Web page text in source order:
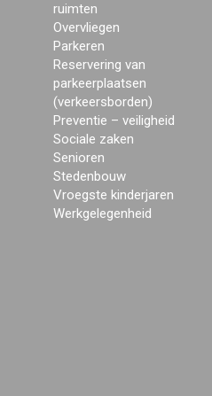
ruimten
Overvliegen
Parkeren
Reservering van
parkeerplaatsen
(verkeersborden)
Preventie – veiligheid
Sociale zaken
Senioren
Stedenbouw
Vroegste kinderjaren
Werkgelegenheid